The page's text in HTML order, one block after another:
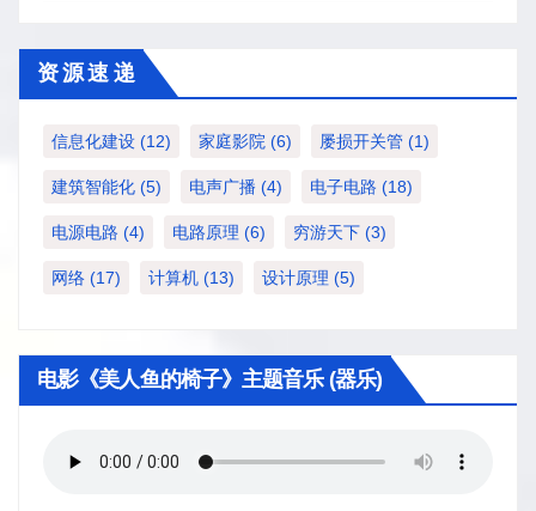
资 源 速 递
信息化建设 (12) 家庭影院 (6) 屡损开关管 (1)
建筑智能化 (5) 电声广播 (4) 电子电路 (18)
电源电路 (4) 电路原理 (6) 穷游天下 (3)
网络 (17) 计算机 (13) 设计原理 (5)
电影《美人鱼的椅子》主题音乐 (器乐)